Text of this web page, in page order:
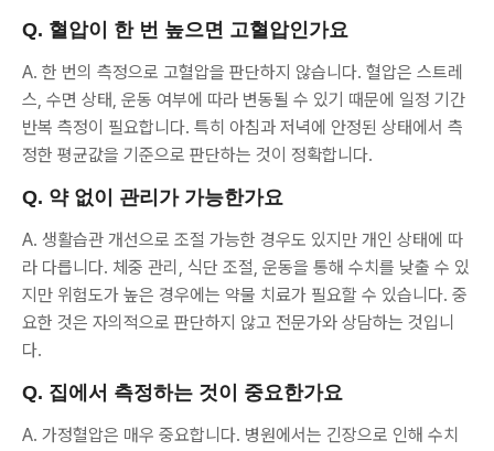
Q. 혈압이 한 번 높으면 고혈압인가요
A. 한 번의 측정으로 고혈압을 판단하지 않습니다. 혈압은 스트레
스, 수면 상태, 운동 여부에 따라 변동될 수 있기 때문에 일정 기간
반복 측정이 필요합니다. 특히 아침과 저녁에 안정된 상태에서 측
정한 평균값을 기준으로 판단하는 것이 정확합니다.
Q. 약 없이 관리가 가능한가요
A. 생활습관 개선으로 조절 가능한 경우도 있지만 개인 상태에 따
라 다릅니다. 체중 관리, 식단 조절, 운동을 통해 수치를 낮출 수 있
지만 위험도가 높은 경우에는 약물 치료가 필요할 수 있습니다. 중
요한 것은 자의적으로 판단하지 않고 전문가와 상담하는 것입니
다.
Q. 집에서 측정하는 것이 중요한가요
A. 가정혈압은 매우 중요합니다. 병원에서는 긴장으로 인해 수치